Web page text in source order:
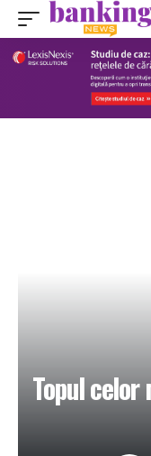
Topul